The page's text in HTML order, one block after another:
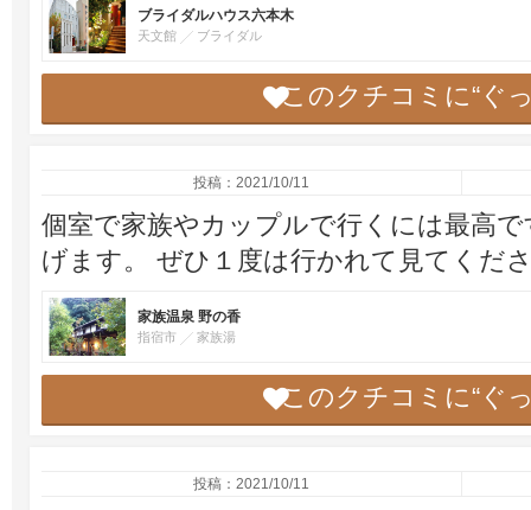
ブライダルハウス六本木
天文館 ブライダル
このクチコミに“ぐ
投稿：2021/10/11
個室で家族やカップルで行くには最高
げます。 ぜひ１度は行かれて見てくだ
家族温泉 野の香
指宿市 家族湯
このクチコミに“ぐ
投稿：2021/10/11